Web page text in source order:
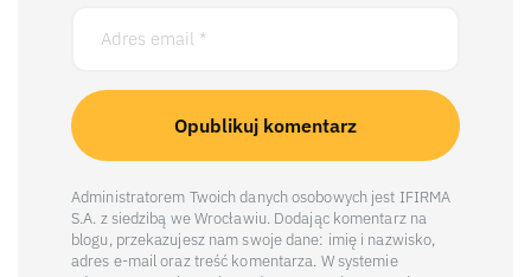
Administratorem Twoich danych osobowych jest IFIRMA
S.A. z siedzibą we Wrocławiu. Dodając komentarz na
blogu, przekazujesz nam swoje dane: imię i nazwisko,
adres e-mail oraz treść komentarza. W systemie